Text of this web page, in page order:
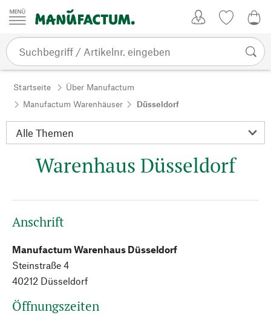
Zum Inhalt springen
Startseite
Über Manufactum
Manufactum Warenhäuser
Düsseldorf
Warenhaus Düsseldorf
Anschrift
Manufactum Warenhaus Düsseldorf
Steinstraße 4
40212 Düsseldorf
Öffnungszeiten